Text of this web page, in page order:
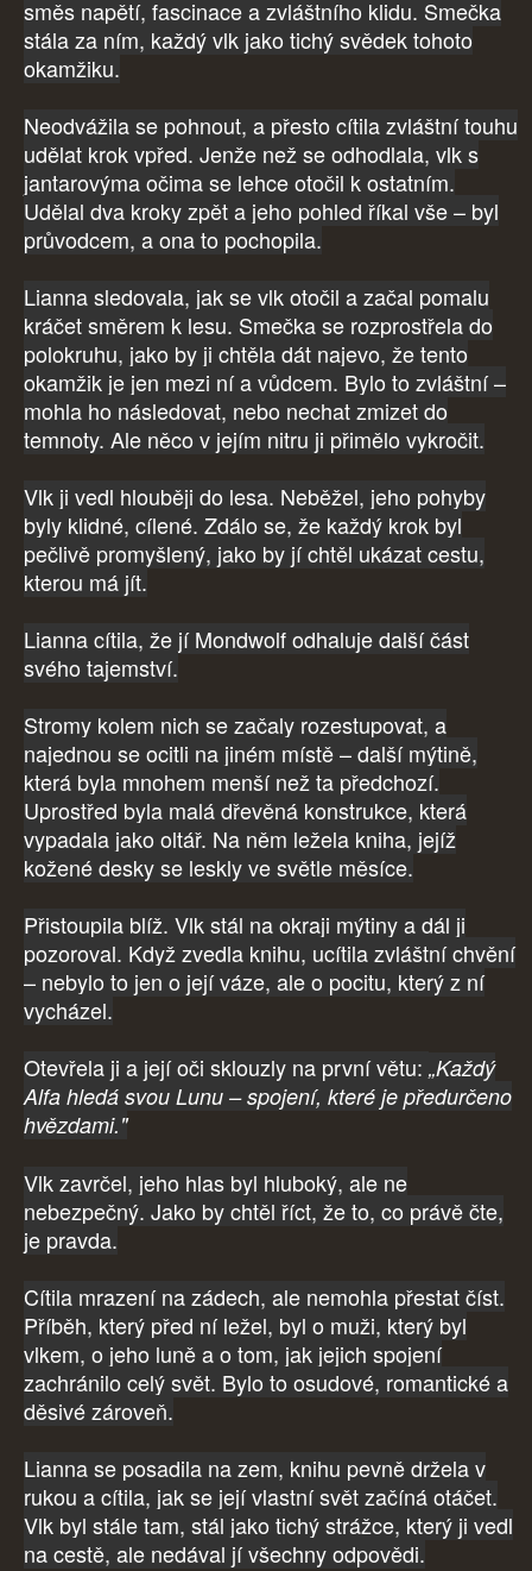
směs napětí, fascinace a zvláštního klidu. Smečka
stála za ním, každý vlk jako tichý svědek tohoto
okamžiku.
Neodvážila se pohnout, a přesto cítila zvláštní touhu
udělat krok vpřed. Jenže než se odhodlala, vlk s
jantarovýma očima se lehce otočil k ostatním.
Udělal dva kroky zpět a jeho pohled říkal vše – byl
průvodcem, a ona to pochopila.
Lianna sledovala, jak se vlk otočil a začal pomalu
kráčet směrem k lesu. Smečka se rozprostřela do
polokruhu, jako by ji chtěla dát najevo, že tento
okamžik je jen mezi ní a vůdcem. Bylo to zvláštní –
mohla ho následovat, nebo nechat zmizet do
temnoty. Ale něco v jejím nitru ji přimělo vykročit.
Vlk ji vedl hlouběji do lesa. Neběžel, jeho pohyby
byly klidné, cílené. Zdálo se, že každý krok byl
pečlivě promyšlený, jako by jí chtěl ukázat cestu,
kterou má jít.
Lianna cítila, že jí Mondwolf odhaluje další část
svého tajemství.
Stromy kolem nich se začaly rozestupovat, a
najednou se ocitli na jiném místě – další mýtině,
která byla mnohem menší než ta předchozí.
Uprostřed byla malá dřevěná konstrukce, která
vypadala jako oltář. Na něm ležela kniha, jejíž
kožené desky se leskly ve světle měsíce.
Přistoupila blíž. Vlk stál na okraji mýtiny a dál ji
pozoroval. Když zvedla knihu, ucítila zvláštní chvění
– nebylo to jen o její váze, ale o pocitu, který z ní
vycházel.
Otevřela ji a její oči sklouzly na první větu: „Každý
Alfa hledá svou Lunu – spojení, které je předurčeno
hvězdami."
Vlk zavrčel, jeho hlas byl hluboký, ale ne
nebezpečný. Jako by chtěl říct, že to, co právě čte,
je pravda.
Cítila mrazení na zádech, ale nemohla přestat číst.
Příběh, který před ní ležel, byl o muži, který byl
vlkem, o jeho luně a o tom, jak jejich spojení
zachránilo celý svět. Bylo to osudové, romantické a
děsivé zároveň.
Lianna se posadila na zem, knihu pevně držela v
rukou a cítila, jak se její vlastní svět začíná otáčet.
Vlk byl stále tam, stál jako tichý strážce, který ji vedl
na cestě, ale nedával jí všechny odpovědi.